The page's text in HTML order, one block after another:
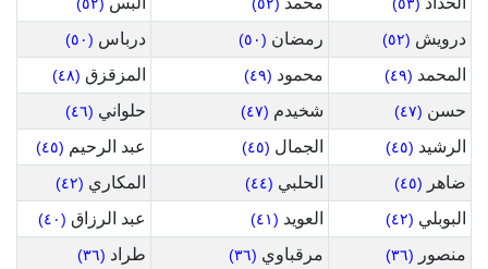
درويش (٥٢) رمضان (٥٠) درباس (٥٠)
المحمد (٤٩) محمود (٤٩) المزقزق (٤٨)
حسن (٤٧) شخيدم (٤٧) حلواني (٤٦)
الرشيد (٤٥) الجمال (٤٥) عبد الرحيم (٤٥)
ضاهر (٤٥) الحلبي (٤٤) المكاري (٤٢)
البوبلي (٤٢) العويد (٤١) عبد الرزاق (٤٠)
منصور (٣٦) مرقباوي (٣٦) طراد (٣٦)